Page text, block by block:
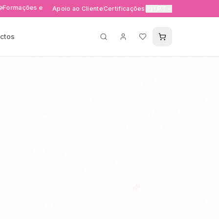
e eventos exclusivos Entrega rápida 24-48h em
Apoio ao ClienteCertificações🇵🇹